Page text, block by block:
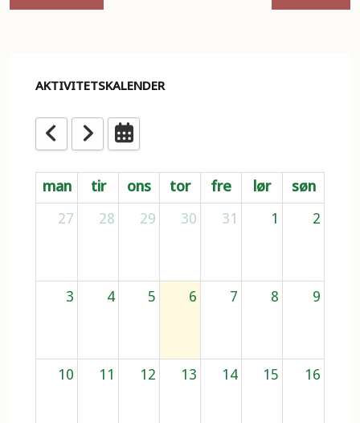
AKTIVITETSKALENDER
man tir ons tor fre lør
søn
27
28 29 30 31 1 2
3 4 5 6 7 8 9
10 11 12 13 14 15 16